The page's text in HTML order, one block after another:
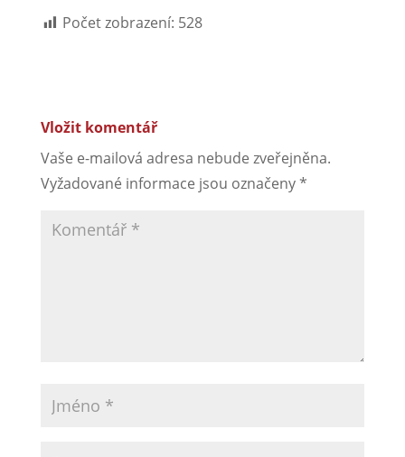
Počet zobrazení: 528
Vložit komentář
Vaše e-mailová adresa nebude zveřejněna.
Vyžadované informace jsou označeny*